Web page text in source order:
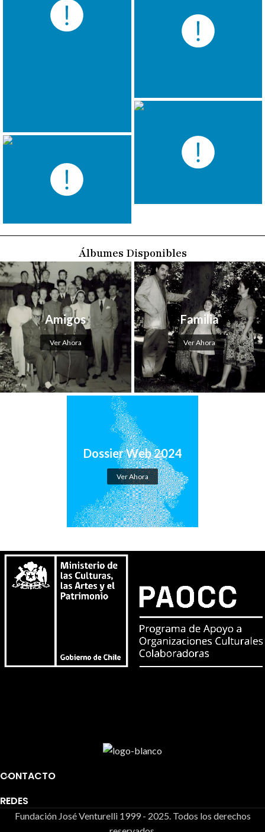
Álbumes Disponibles
Amigos
Ver Ahora
Familia
Ver Ahora
Dossier Web 2024
Ver Ahora
CONTACTO
REDES
Fundación José Venturelli 1999 - 2025. Todos los derechos